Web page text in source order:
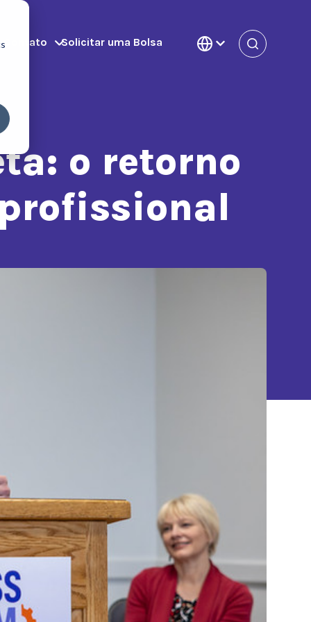
Contato Solicitar uma Bolsa
o retorno